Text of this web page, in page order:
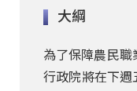
大綱
為了保障農民職
行政院將在下